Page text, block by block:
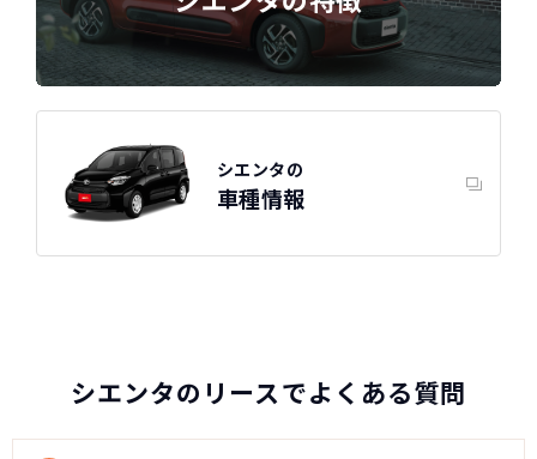
シエンタの
車種情報
シエンタのリースでよくある質問